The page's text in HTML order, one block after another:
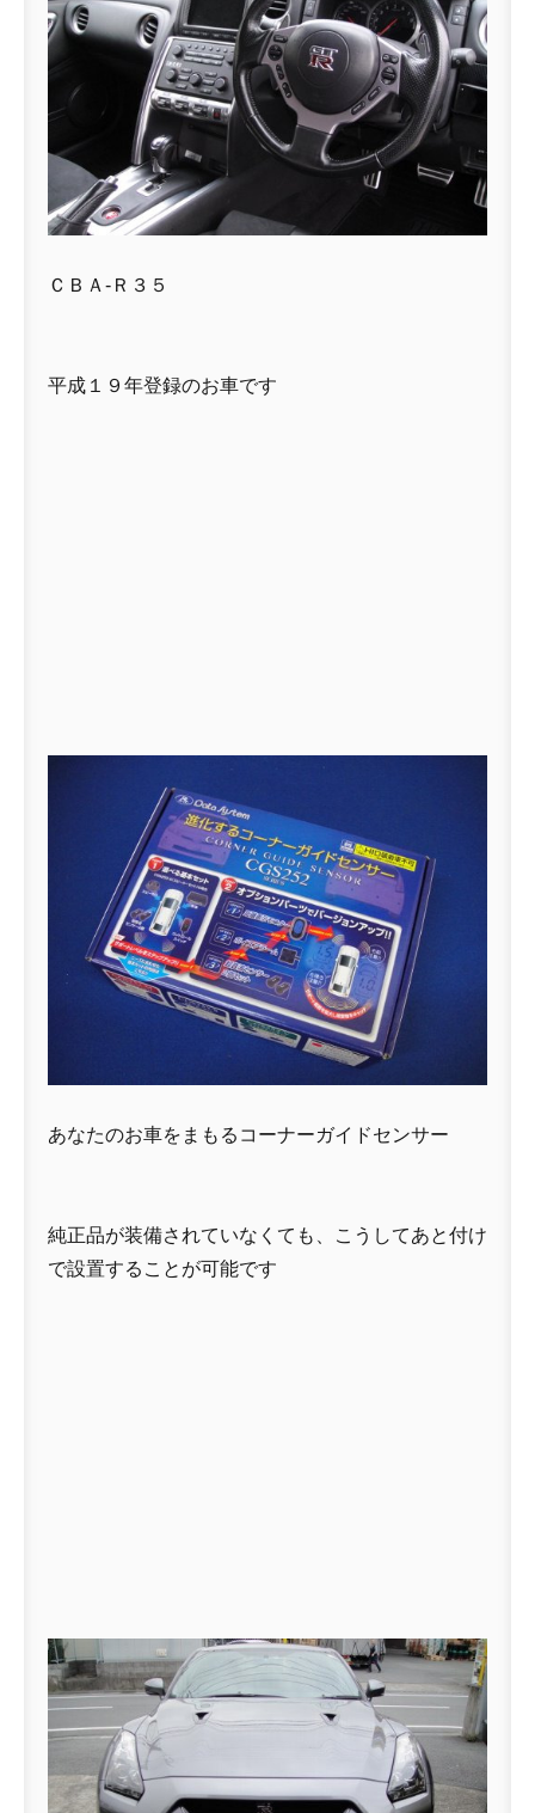
ＣＢＡ-Ｒ３５
平成１９年登録のお車です
あなたのお車をまもるコーナーガイドセンサー
純正品が装備されていなくても、こうしてあと付け
で設置することが可能です